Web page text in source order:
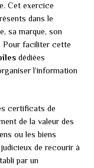
Cet exercice
dans le
sa marque, son
Pour faciliter cette
dédiées
l’information
certificats de
de la valeur des
ou les biens
de recourir à
par un